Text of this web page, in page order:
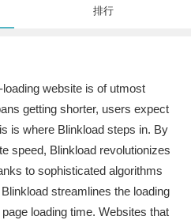
排行
website is of utmost
getting shorter, users expect
is where Blinkload steps in. By
speed, Blinkload revolutionizes
to sophisticated algorithms
streamlines the loading
loading time. Websites that